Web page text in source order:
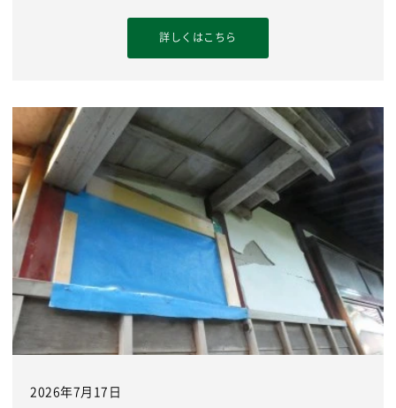
詳しくはこちら
2026年7月17日